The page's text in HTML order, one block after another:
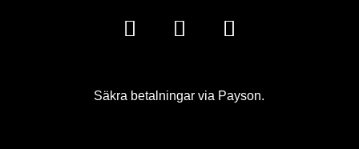
Säkra betalningar via Payson.